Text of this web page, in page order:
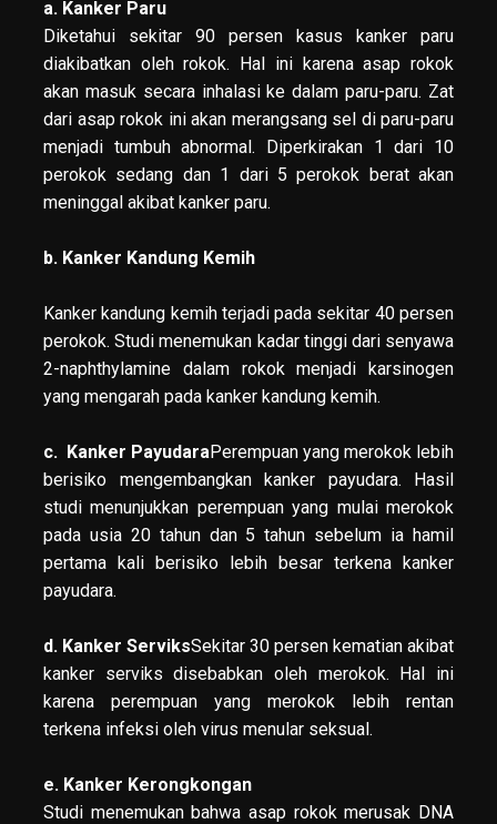
a. Kanker Paru
Diketahui sekitar 90 persen kasus kanker paru
diakibatkan oleh rokok. Hal ini karena asap rokok
akan masuk secara inhalasi ke dalam paru-paru. Zat
dari asap rokok ini akan merangsang sel di paru-paru
menjadi tumbuh abnormal. Diperkirakan 1 dari 10
perokok sedang dan 1 dari 5 perokok berat akan
meninggal akibat kanker paru.
b. Kanker Kandung Kemih
Kanker kandung kemih terjadi pada sekitar 40 persen
perokok. Studi menemukan kadar tinggi dari senyawa
2-naphthylamine dalam rokok menjadi karsinogen
yang mengarah pada kanker kandung kemih.
c. Kanker PayudaraPerempuan yang merokok lebih
berisiko mengembangkan kanker payudara. Hasil
studi menunjukkan perempuan yang mulai merokok
pada usia 20 tahun dan 5 tahun sebelum ia hamil
pertama kali berisiko lebih besar terkena kanker
payudara.
d. Kanker ServiksSekitar 30 persen kematian akibat
kanker serviks disebabkan oleh merokok. Hal ini
karena perempuan yang merokok lebih rentan
terkena infeksi oleh virus menular seksual.
e. Kanker Kerongkongan
Studi menemukan bahwa asap rokok merusak DNA